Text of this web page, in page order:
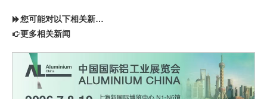
您可能对以下相关新闻同样感兴趣
更多相关新闻